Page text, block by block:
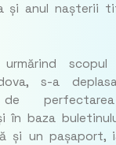
și anul nașterii
s-a
de
în baza
și un pașaport,